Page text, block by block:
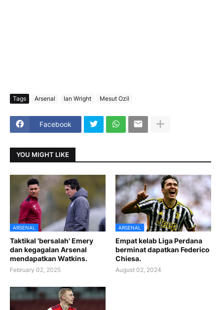
Tags Arsenal Ian Wright Mesut Ozil
Facebook
YOU MIGHT LIKE
ARSENAL
Taktikal 'bersalah' Emery
dan kegagalan Arsenal
mendapatkan Watkins.
February 02, 2025
ARSENAL
Empat kelab Liga Perdana
berminat dapatkan Federico
Chiesa.
August 02, 2024